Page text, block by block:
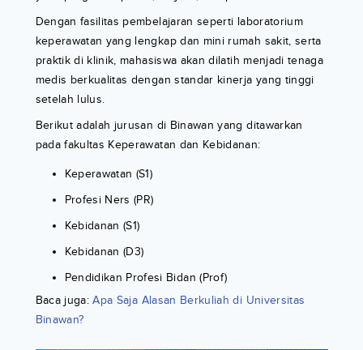
Dengan fasilitas pembelajaran seperti laboratorium
keperawatan yang lengkap dan mini rumah sakit, serta
praktik di klinik, mahasiswa akan dilatih menjadi tenaga
medis berkualitas dengan standar kinerja yang tinggi
setelah lulus.
Berikut adalah jurusan di Binawan yang ditawarkan
pada fakultas Keperawatan dan Kebidanan:
Keperawatan (S1)
Profesi Ners (PR)
Kebidanan (S1)
Kebidanan (D3)
Pendidikan Profesi Bidan (Prof)
Baca juga:Apa Saja Alasan Berkuliah di Universitas
Binawan?